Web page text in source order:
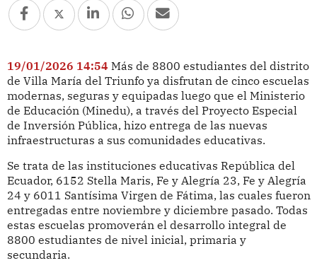
19/01/2026 14:54 Más de 8800 estudiantes del distrito
de Villa María del Triunfo ya disfrutan de cinco escuelas
modernas, seguras y equipadas luego que el Ministerio
de Educación (Minedu), a través del Proyecto Especial
de Inversión Pública, hizo entrega de las nuevas
infraestructuras a sus comunidades educativas.
Se trata de las instituciones educativas República del
Ecuador, 6152 Stella Maris, Fe y Alegría 23, Fe y Alegría
24 y 6011 Santísima Virgen de Fátima, las cuales fueron
entregadas entre noviembre y diciembre pasado. Todas
estas escuelas promoverán el desarrollo integral de
8800 estudiantes de nivel inicial, primaria y
secundaria.